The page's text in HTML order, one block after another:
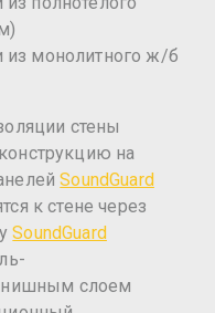
из монолитного ж/б
стены
на
SoundGuard
к стене через
SoundGuard
слоем